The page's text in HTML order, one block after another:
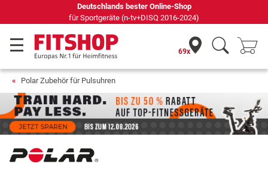
69 Fachmärkte vor Ort mit 75 eigenen Servicetechnikern
69x
Polar Zubehör für Pulsuhren